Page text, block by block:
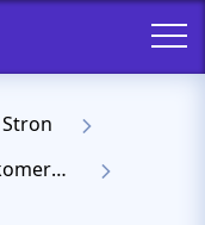
Responsywne szablony komercyjne